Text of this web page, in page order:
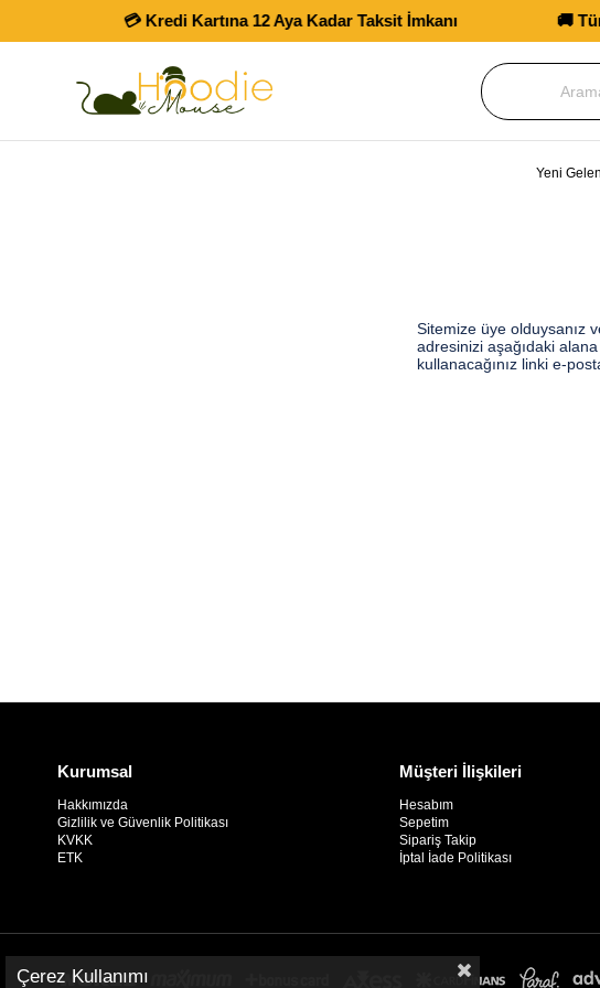
💳 Kredi Kartına 12 Aya Kadar Taksit İmkanı 🚚 Tüm
Yeni
Sitemize üye olduysanız
adresinizi aşağıdaki
kullanacağınız linki e-
Kurumsal
Hakkımızda
Gizlilik ve Güvenlik Politikası
KVKK
ETK
Müşteri İlişkileri
Hesabım
Sepetim
Sipariş Takip
İptal İade Politikası
Çerez Kullanımı